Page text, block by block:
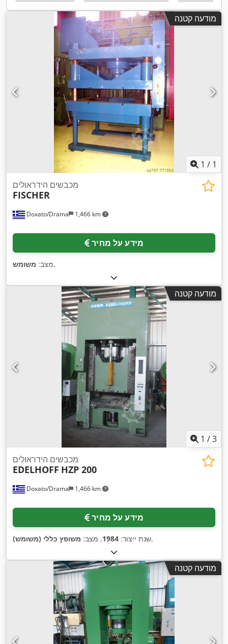
מודעה קטנה
1 / 1
Doxato/Drama 1,466 km
מכבשים הידראולים
FISCHER
מידע על מחיר
מצב: משומש ,
מודעה קטנה
1 /3
Doxato/Drama 1,466 km
מכבשים הידראולים
EDELHOFF HZP 200
מידע על מחיר
שנת ייצור: 1984, מצב: משופץ כללי (משומש) ,
מודעה קטנה